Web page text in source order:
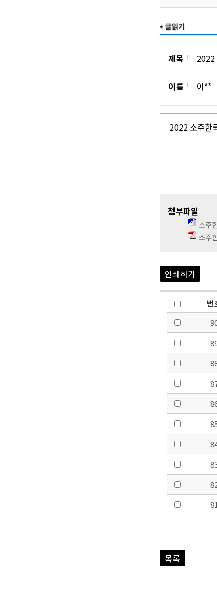
제목 2022
이름 이**
2022 소주한
첨부파일
소주
소주
인쇄하기
번
81
목록